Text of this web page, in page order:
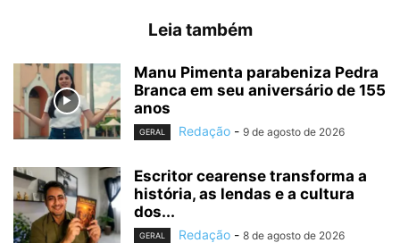
Leia também
Manu Pimenta parabeniza Pedra
Branca em seu aniversário de 155
anos
GERAL Redação - 9 de agosto de 2026
Escritor cearense transforma a
história, as lendas e a cultura
dos...
GERAL Redação - 8 de agosto de 2026